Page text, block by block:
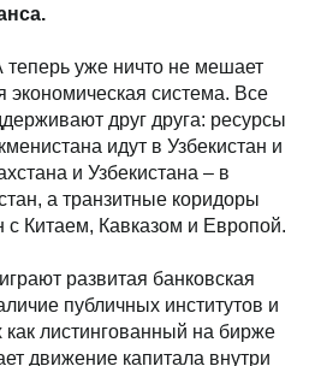
уже ничто не мешает
экономическая система. Все
друг друга: ресурсы
идут в Узбекистан и
и Узбекистана – в
а транзитные коридоры
с Китаем, Кавказом и Европой.
развитая банковская
публичных институтов и
как листингованный на бирже
движение капитала внутри